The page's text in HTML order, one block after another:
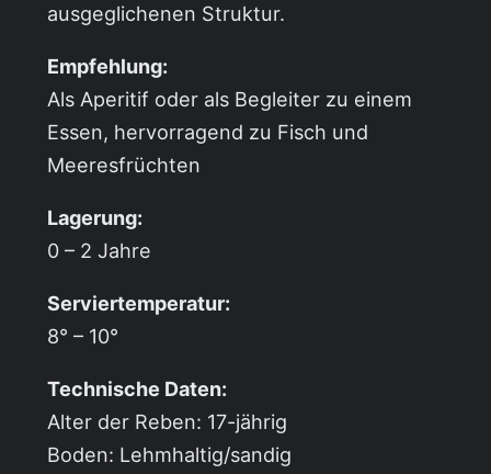
ausgeglichenen Struktur.
Empfehlung:
Als Aperitif oder als Begleiter zu einem
Essen, hervorragend zu Fisch und
Meeresfrüchten
Lagerung:
0 – 2 Jahre
Serviertemperatur:
8° – 10°
Technische Daten:
Alter der Reben: 17-jährig
Boden: Lehmhaltig/sandig